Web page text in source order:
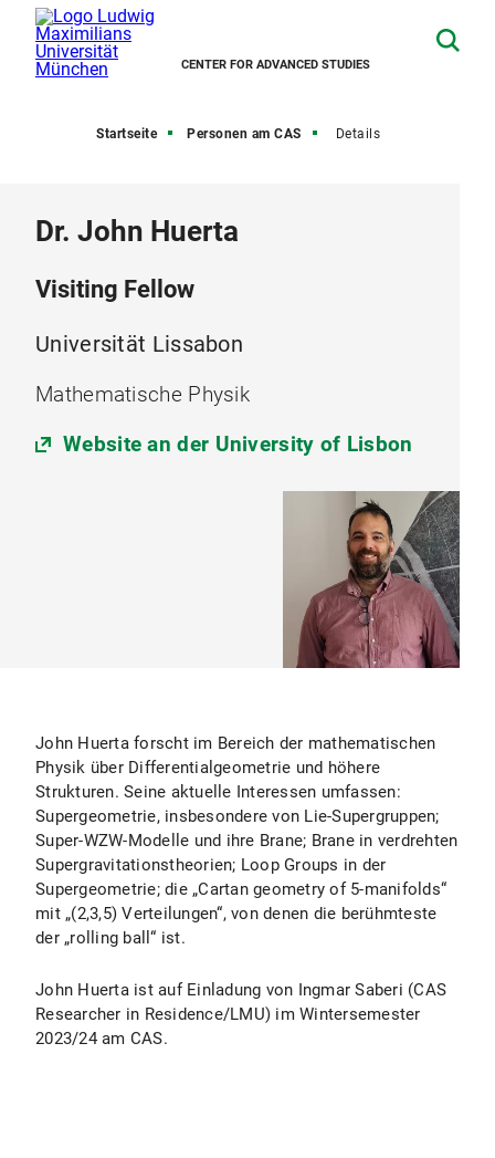
CENTER FOR ADVANCED STUDIES
Startseite Personen am CAS Details
Dr. John Huerta
Visiting Fellow
Universität Lissabon
Mathematische Physik
Website an der University of Lisbon
John Huerta forscht im Bereich der mathematischen
Physik über Differentialgeometrie und höhere
Strukturen. Seine aktuelle Interessen umfassen:
Supergeometrie, insbesondere von Lie-Supergruppen;
Super-WZW-Modelle und ihre Brane; Brane in verdrehten
Supergravitationstheorien; Loop Groups in der
Supergeometrie; die „Cartan geometry of 5-manifolds“
mit „(2,3,5) Verteilungen“, von denen die berühmteste
der „rolling ball“ ist.
John Huerta ist auf Einladung von Ingmar Saberi (CAS
Researcher in Residence/LMU) im Wintersemester
2023/24 am CAS.